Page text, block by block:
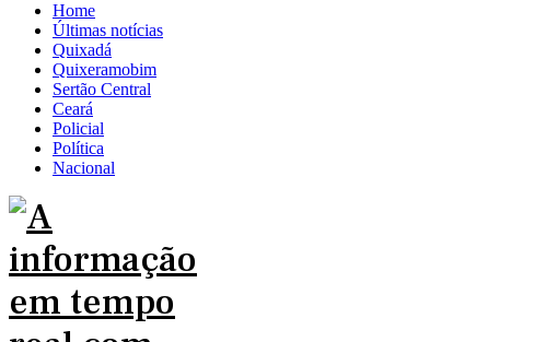
Home
Últimas notícias
Quixadá
Quixeramobim
Sertão Central
Ceará
Policial
Política
Nacional